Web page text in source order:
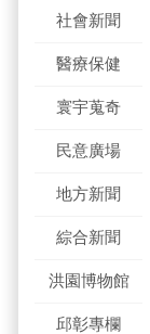
社會新聞
醫療保健
寰宇蒐奇
民意廣場
地方新聞
綜合新聞
洪園博物館
邱彰專欄